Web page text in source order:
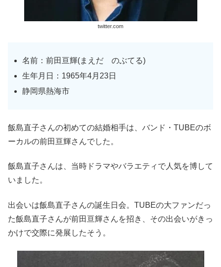
twitter.com
名前：前田亘輝(まえだ のぶてる)
生年月日：1965年4月23日
静岡県熱海市
飯島直子さんの初めての結婚相手は、バンド・TUBEのボ
ーカルの前田亘輝さんでした。
飯島直子さんは、当時ドラマやバラエティで人気を博して
いました。
出会いは飯島直子さんの誕生日会。TUBEの大ファンだっ
た飯島直子さんが前田亘輝さんを招き、その出会いがきっ
かけで交際に発展したそう。